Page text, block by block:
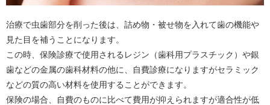
治療で虫歯部分を削った後は、詰め物・被せ物を入れて歯の機能や
見た目を補うことになります。
この時、保険診療で使用されるレジン（歯科用プラスチック）や銀
歯などの金属の歯科材料の他に、自費診療になりますがセラミック
などの質の高い材料を使用することができます。
保険の場合、自費のものに比べて費用が抑えられますが適合性が低